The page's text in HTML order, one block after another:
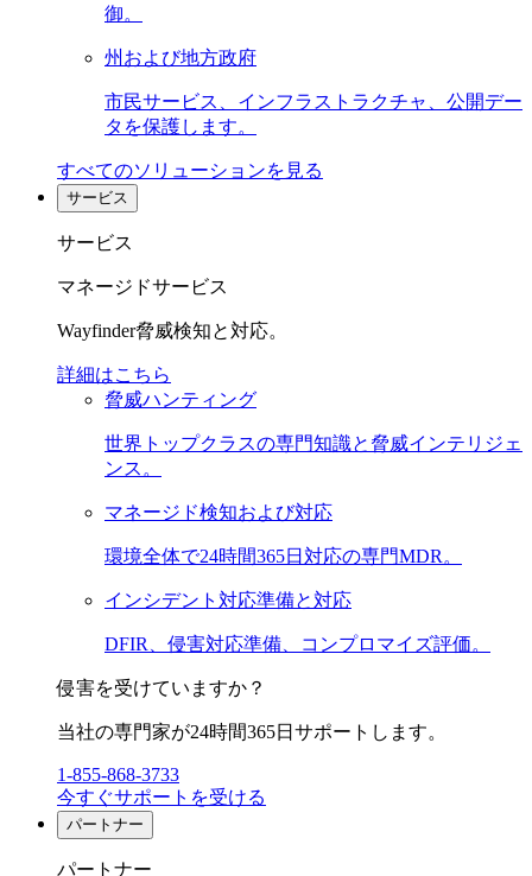
御。
州および地方政府
市民サービス、インフラストラクチャ、公開デー
タを保護します。
すべてのソリューションを見る
サービス
サービス
マネージドサービス
Wayfinder脅威検知と対応。
詳細はこちら
脅威ハンティング
世界トップクラスの専門知識と脅威インテリジェ
ンス。
マネージド検知および対応
環境全体で24時間365日対応の専門MDR。
インシデント対応準備と対応
DFIR、侵害対応準備、コンプロマイズ評価。
侵害を受けていますか？
当社の専門家が24時間365日サポートします。
1-855-868-3733
今すぐサポートを受ける
パートナー
パートナー